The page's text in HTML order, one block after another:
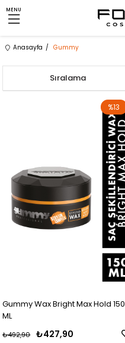
MENU
Anasayfa Gummy
Sıralama
Gummy Wax Bright Max Hold 150
ML
₺427,90
₺492,90
%13